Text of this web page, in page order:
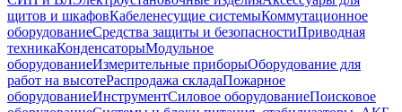
щитов и шкафовКабеленесущие системыКоммутационное
оборудованиеСредства защиты и безопасностиПриводная
техникаКонденсаторыМодульное
оборудованиеИзмерительные приборыОборудование для
работ на высотеРаспродажа складаПожарное
оборудованиеИнструментСиловое оборудованиеПоисковое